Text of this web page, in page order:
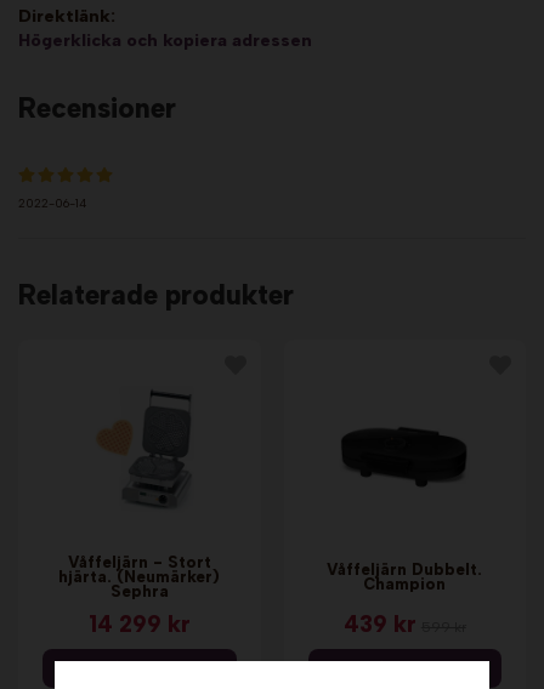
Direktlänk:
Högerklicka och kopiera adressen
Recensioner
2022-06-14
Relaterade produkter
Våffeljärn - Stort
hjärta. (Neumärker)
Sephra
14 299 kr
Våffeljärn Dubbelt.
Champion
439 kr